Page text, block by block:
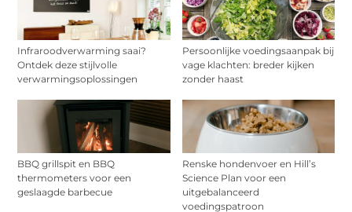
Infraroodverwarming saai?
Ontdek deze stijlvolle
verwarmingsoplossingen
Persoonlijke voedingsaanpak bij
vage klachten: breder kijken
zonder haast
BBQ grillspit en BBQ
thermometers voor een
geslaagde barbecue
Renske hondenvoer en Hill’s
Science Plan voor een
uitgebalanceerd
voedingspatroon